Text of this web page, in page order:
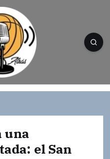
Tu web de baloncesto donde
Crónicas, noticias,
del mejor baloncesto
una
el San